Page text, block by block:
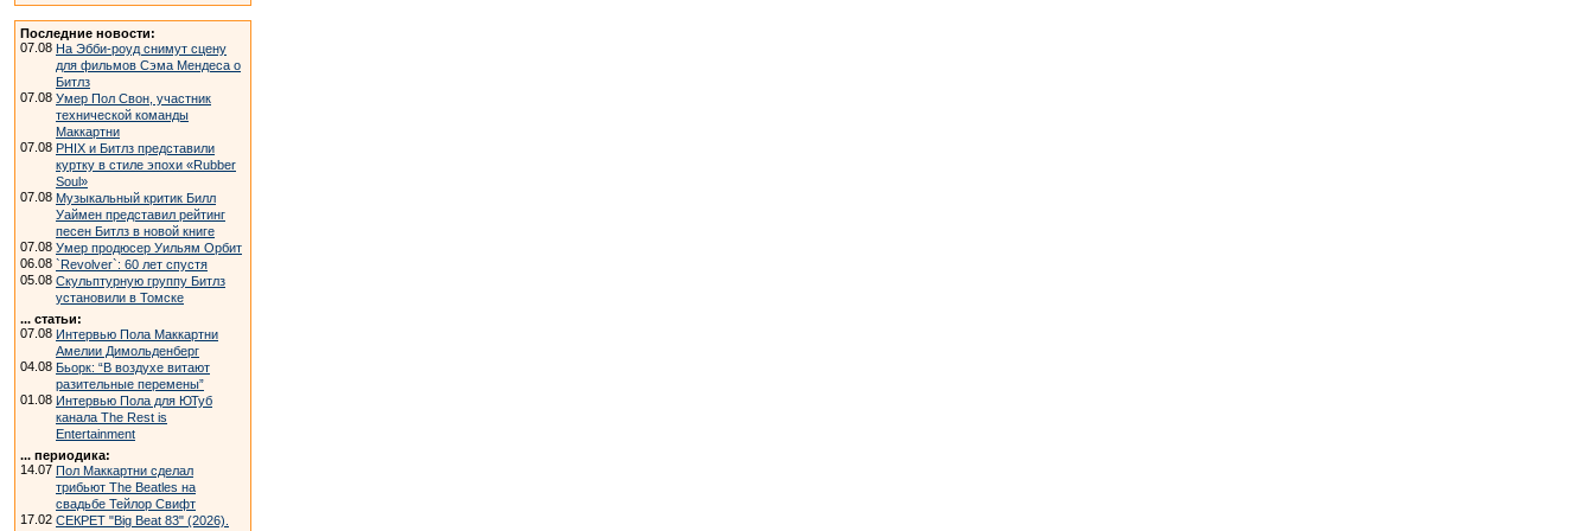
Последние новости:
07.08 На Эбби-роуд снимут сцену
для фильмов Сэма Мендеса о
Битлз
07.08 Умер Пол Свон, участник
технической команды
Маккартни
07.08 PHIX и Битлз представили
куртку в стиле эпохи «Rubber
Soul»
07.08 Музыкальный критик Билл
Уаймен представил рейтинг
песен Битлз в новой книге
07.08 Умер продюсер Уильям Орбит
06.08 `Revolver`: 60 лет спустя
05.08 Скульптурную группу Битлз
установили в Томске
... статьи:
07.08 Интервью Пола Маккартни
Амелии Димольденберг
04.08 Бьорк: “В воздухе витают
разительные перемены”
01.08 Интервью Пола для ЮТуб
канала The Rest is
Entertainment
... периодика:
14.07 Пол Маккартни сделал
трибьют The Beatles на
свадьбе Тейлор Свифт
17.02 СЕКРЕТ "Big Beat 83" (2026).